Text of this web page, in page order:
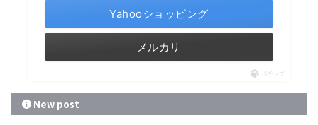
Yahooショッピング
メルカリ
ポチップ
New post